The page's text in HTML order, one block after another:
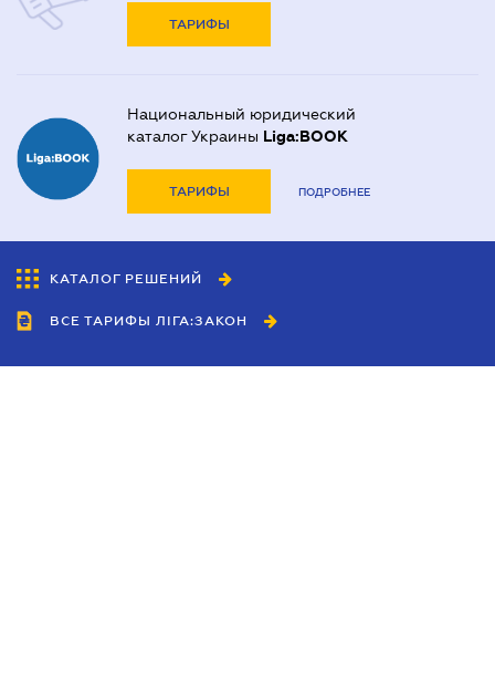
ТАРИФЫ
Национальный юридический
каталог Украины Liga:BOOK
ТАРИФЫ ПОДРОБНЕЕ
КАТАЛОГ РЕШЕНИЙ
ВСЕ ТАРИФЫ ЛІГА:ЗАКОН